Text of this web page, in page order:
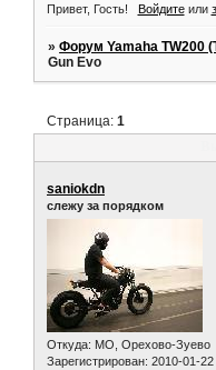
Привет, Гость! Войдитеили
»Форум Yamaha TW200
Gun Evo
Страница:1
saniokdn
слежу за порядком
Откуда: МО, Орехово-Зуево
Зарегистрирован: 2010-01-22